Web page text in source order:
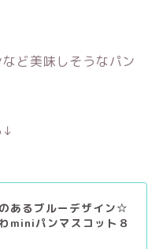
ど美味しそうなパン
↓
あるブルーデザイン☆
miniパンマスコット８